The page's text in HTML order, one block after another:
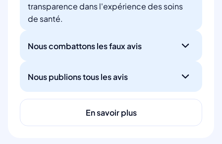
transparence dans l'expérience des soins
de santé.
Nous combattons les faux avis
Nous publions tous les avis
En savoir plus